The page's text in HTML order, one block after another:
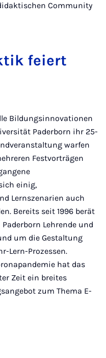
Community
feiert
Bildungsinnovationen
Paderborn ihr 25-
warfen
Festvorträgen
einig,
Lernszenarien auch
Bereits seit 1996 berät
Lehrende und
um die Gestaltung
Lern-Prozessen.
hat das
Zeit ein breites
zum Thema E-